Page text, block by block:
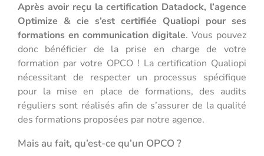
Après avoir reçu la certification Datadock, l’agence
Optimize & cie s’est certifiée Qualiopi pour ses
formations en communication digitale. Vous pouvez
donc bénéficier de la prise en charge de votre
formation par votre OPCO ! La certification Qualiopi
nécessitant de respecter un processus spécifique
pour la mise en place de formations, des audits
réguliers sont réalisés afin de s’assurer de la qualité
des formations proposées par notre agence.
Mais au fait, qu’est-ce qu’un OPCO ?